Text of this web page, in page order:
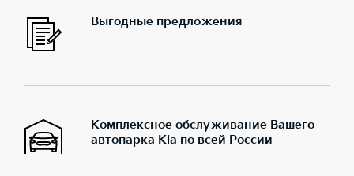
Выгодные предложения
Комплексное обслуживание Вашего
автопарка Kia по всей России